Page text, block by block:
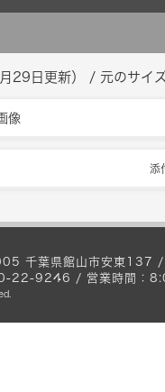
29日 更新） / 元のサイ
像
添
千葉県館山市安東
22-9246 / 営業時間：